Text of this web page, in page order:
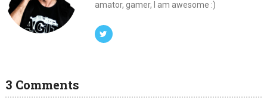
amator, gamer, I am awesome :)
3 Comments